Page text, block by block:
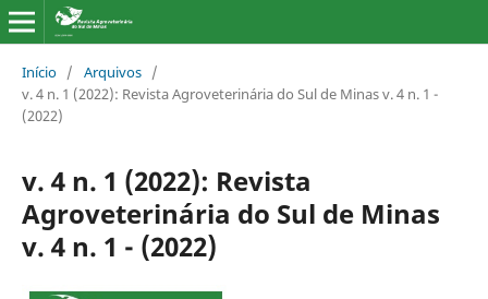
Início / Arquivos /
v. 4 n. 1 (2022): Revista Agroveterinária do Sul de Minas v. 4 n. 1 -
(2022)
v. 4 n. 1 (2022): Revista
Agroveterinária do Sul de Minas
v. 4 n. 1 - (2022)